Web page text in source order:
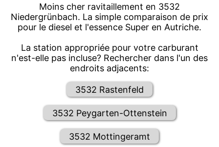
Moins cher ravitaillement en 3532
Niedergrünbach. La simple comparaison de prix
pour le diesel et l'essence Super en Autriche.
La station appropriée pour votre carburant
n'est-elle pas incluse? Rechercher dans l'un des
endroits adjacents:
3532 Rastenfeld
3532 Peygarten-Ottenstein
3532 Mottingeramt